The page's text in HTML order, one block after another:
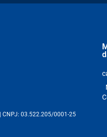
| CNPJ: 03.522.205/0001-25